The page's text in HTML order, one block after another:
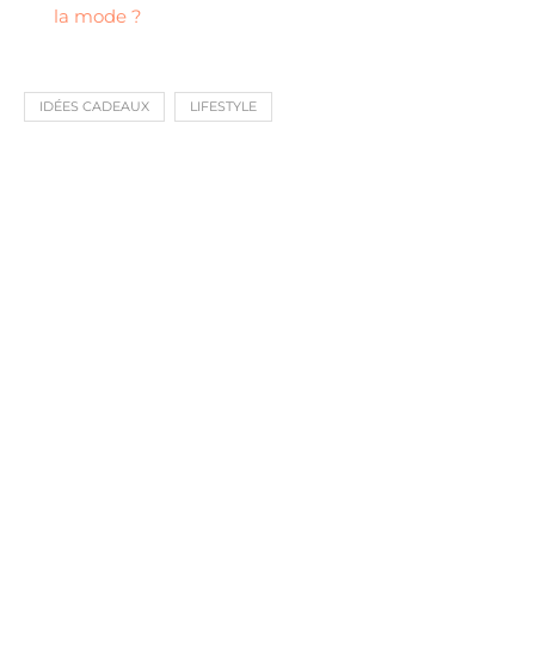
la mode ?
IDÉES CADEAUX LIFESTYLE